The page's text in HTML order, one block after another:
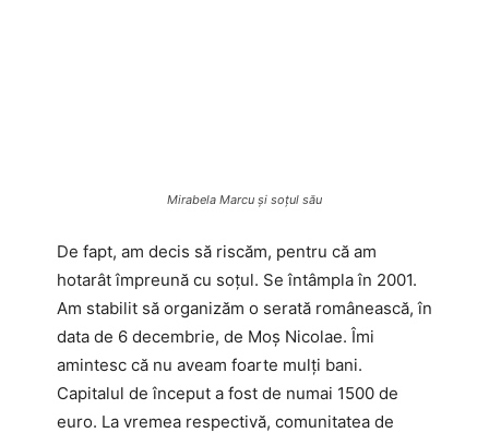
Mirabela Marcu și soțul său
De fapt, am decis să riscăm, pentru că am
hotarât împreună cu soțul. Se întâmpla în 2001.
Am stabilit să organizăm o serată românească, în
data de 6 decembrie, de Moș Nicolae. Îmi
amintesc că nu aveam foarte mulți bani.
Capitalul de început a fost de numai 1500 de
euro. La vremea respectivă, comunitatea de